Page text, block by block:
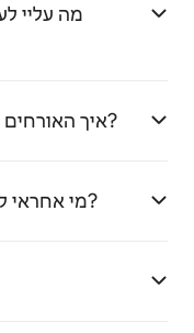
מה עליי
איך האורחים ייכנסו לבניין/לדירה אם אני לא שם?
מי אחראי לניקיון אחרי שהאורחים שלי עוזבים?